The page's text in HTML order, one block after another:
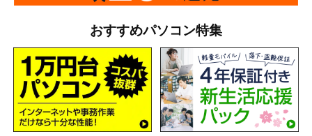
おすすめパソコン特集